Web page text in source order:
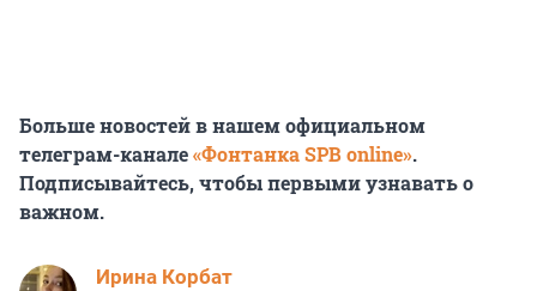
Больше новостей в нашем официальном
телеграм-канале«Фонтанка SPB online».
Подписывайтесь, чтобы первыми узнавать о
важном.
Иpина Корбат